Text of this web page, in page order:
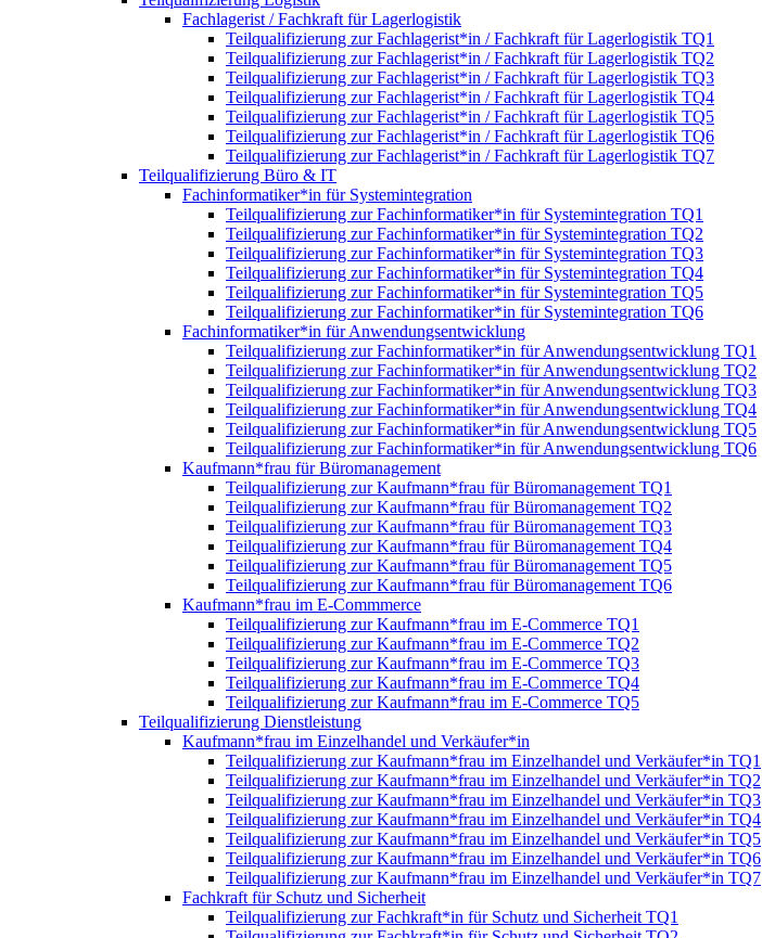
Fachlagerist / Fachkraft für Lagerlogistik
Teilqualifizierung zur Fachlagerist*in / Fachkraft für Lagerlogistik TQ1
Teilqualifizierung zur Fachlagerist*in / Fachkraft für Lagerlogistik TQ2
Teilqualifizierung zur Fachlagerist*in / Fachkraft für Lagerlogistik TQ3
Teilqualifizierung zur Fachlagerist*in / Fachkraft für Lagerlogistik TQ4
Teilqualifizierung zur Fachlagerist*in / Fachkraft für Lagerlogistik TQ5
Teilqualifizierung zur Fachlagerist*in / Fachkraft für Lagerlogistik TQ6
Teilqualifizierung zur Fachlagerist*in / Fachkraft für Lagerlogistik TQ7
Teilqualifizierung Büro & IT
Fachinformatiker*in für Systemintegration
Teilqualifizierung zur Fachinformatiker*in für Systemintegration TQ1
Teilqualifizierung zur Fachinformatiker*in für Systemintegration TQ2
Teilqualifizierung zur Fachinformatiker*in für Systemintegration TQ3
Teilqualifizierung zur Fachinformatiker*in für Systemintegration TQ4
Teilqualifizierung zur Fachinformatiker*in für Systemintegration TQ5
Teilqualifizierung zur Fachinformatiker*in für Systemintegration TQ6
Fachinformatiker*in für Anwendungsentwicklung
Teilqualifizierung zur Fachinformatiker*in für Anwendungsentwicklung TQ1
Teilqualifizierung zur Fachinformatiker*in für Anwendungsentwicklung TQ2
Teilqualifizierung zur Fachinformatiker*in für Anwendungsentwicklung TQ3
Teilqualifizierung zur Fachinformatiker*in für Anwendungsentwicklung TQ4
Teilqualifizierung zur Fachinformatiker*in für Anwendungsentwicklung TQ5
Teilqualifizierung zur Fachinformatiker*in für Anwendungsentwicklung TQ6
Kaufmann*frau für Büromanagement
Teilqualifizierung zur Kaufmann*frau für Büromanagement TQ1
Teilqualifizierung zur Kaufmann*frau für Büromanagement TQ2
Teilqualifizierung zur Kaufmann*frau für Büromanagement TQ3
Teilqualifizierung zur Kaufmann*frau für Büromanagement TQ4
Teilqualifizierung zur Kaufmann*frau für Büromanagement TQ5
Teilqualifizierung zur Kaufmann*frau für Büromanagement TQ6
Kaufmann*frau im E-Commmerce
Teilqualifizierung zur Kaufmann*frau im E-Commerce TQ1
Teilqualifizierung zur Kaufmann*frau im E-Commerce TQ2
Teilqualifizierung zur Kaufmann*frau im E-Commerce TQ3
Teilqualifizierung zur Kaufmann*frau im E-Commerce TQ4
Teilqualifizierung zur Kaufmann*frau im E-Commerce TQ5
Teilqualifizierung Dienstleistung
Kaufmann*frau im Einzelhandel und Verkäufer*in
Teilqualifizierung zur Kaufmann*frau im Einzelhandel und Verkäufer*in TQ1
Teilqualifizierung zur Kaufmann*frau im Einzelhandel und Verkäufer*in TQ2
Teilqualifizierung zur Kaufmann*frau im Einzelhandel und Verkäufer*in TQ3
Teilqualifizierung zur Kaufmann*frau im Einzelhandel und Verkäufer*in TQ4
Teilqualifizierung zur Kaufmann*frau im Einzelhandel und Verkäufer*in TQ5
Teilqualifizierung zur Kaufmann*frau im Einzelhandel und Verkäufer*in TQ6
Teilqualifizierung zur Kaufmann*frau im Einzelhandel und Verkäufer*in TQ7
Fachkraft für Schutz und Sicherheit
Teilqualifizierung zur Fachkraft*in für Schutz und Sicherheit TQ1